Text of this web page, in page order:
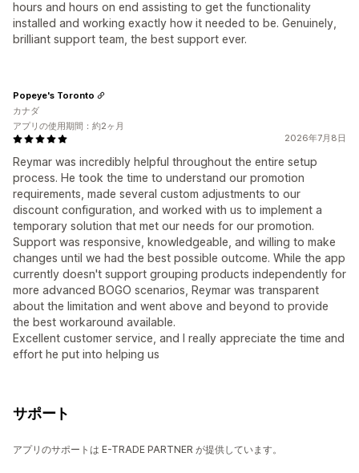
hours and hours on end assisting to get the functionality
installed and working exactly how it needed to be. Genuinely,
brilliant support team, the best support ever.
2026年7月8日
Reymar was incredibly helpful throughout the entire setup
process. He took the time to understand our promotion
requirements, made several custom adjustments to our
discount configuration, and worked with us to implement a
temporary solution that met our needs for our promotion.
Support was responsive, knowledgeable, and willing to make
changes until we had the best possible outcome. While the app
currently doesn't support grouping products independently for
more advanced BOGO scenarios, Reymar was transparent
about the limitation and went above and beyond to provide
the best workaround available.
Excellent customer service, and I really appreciate the time and
effort he put into helping us
Popeye's Toronto
カナダ
アプリの使用期間：約2ヶ月
サポート
アプリのサポートは E-TRADE PARTNER が提供しています。